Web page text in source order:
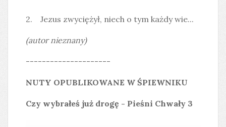
2. Jezus zwyciężył, niech o tym każdy wie...
(autor nieznany)
---------------------
NUTY OPUBLIKOWANE W ŚPIEWNIKU
Czy wybrałeś już drogę - Pieśni Chwały 3